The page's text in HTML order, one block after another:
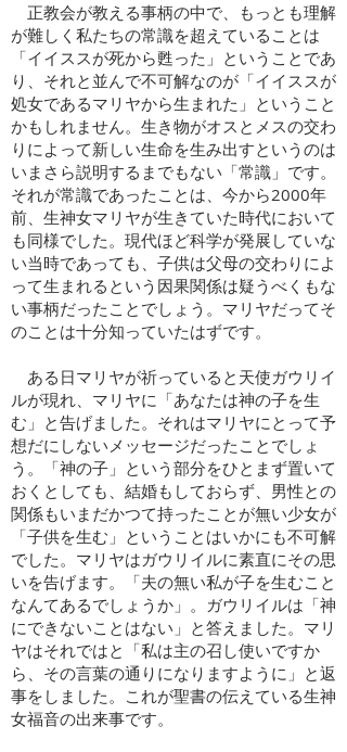
正教会が教える事柄の中で、もっとも理解
が難しく私たちの常識を超えていることは
「イイススが死から甦った」ということであ
り、それと並んで不可解なのが「イイススが
処女であるマリヤから生まれた」ということ
かもしれません。生き物がオスとメスの交わ
りによって新しい生命を生み出すというのは
いまさら説明するまでもない「常識」です。
それが常識であったことは、今から2000年
前、生神女マリヤが生きていた時代において
も同様でした。現代ほど科学が発展していな
い当時であっても、子供は父母の交わりによ
って生まれるという因果関係は疑うべくもな
い事柄だったことでしょう。マリヤだってそ
のことは十分知っていたはずです。
ある日マリヤが祈っていると天使ガウリイ
ルが現れ、マリヤに「あなたは神の子を生
む」と告げました。それはマリヤにとって予
想だにしないメッセージだったことでしょ
う。「神の子」という部分をひとまず置いて
おくとしても、結婚もしておらず、男性との
関係もいまだかつて持ったことが無い少女が
「子供を生む」ということはいかにも不可解
でした。マリヤはガウリイルに素直にその思
いを告げます。「夫の無い私が子を生むこと
なんてあるでしょうか」。ガウリイルは「神
にできないことはない」と答えました。マリ
ヤはそれではと「私は主の召し使いですか
ら、その言葉の通りになりますように」と返
事をしました。これが聖書の伝えている生神
女福音の出来事です。